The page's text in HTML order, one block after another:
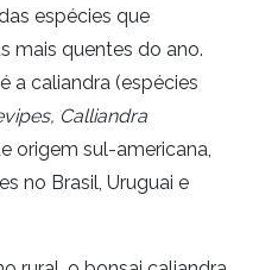
espécies que
mais quentes do ano.
a caliandra (espécies
Calliandra
origem sul-americana,
no Brasil, Uruguai e